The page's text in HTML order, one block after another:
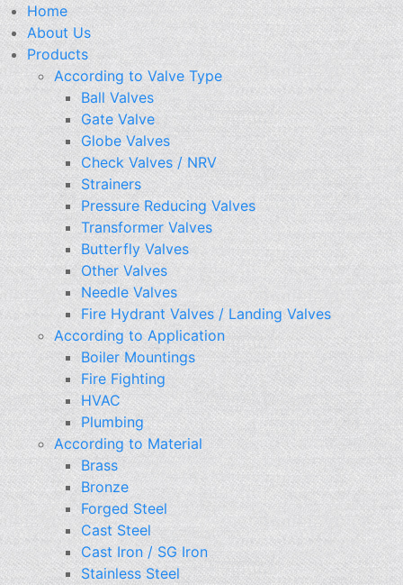
Home
About Us
Products
According to Valve Type
Ball Valves
Gate Valve
Globe Valves
Check Valves / NRV
Strainers
Pressure Reducing Valves
Transformer Valves
Butterfly Valves
Other Valves
Needle Valves
Fire Hydrant Valves / Landing Valves
According to Application
Boiler Mountings
Fire Fighting
HVAC
Plumbing
According to Material
Brass
Bronze
Forged Steel
Cast Steel
Cast Iron / SG Iron
Stainless Steel